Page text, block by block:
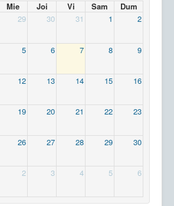
Mie Joi Vi Sam
Dum
29 30 31 1 2
5 6 7 8 9
12 13 14 15 16
19 20 21 22 23
26 27 28 29 30
2 3 4 5 6